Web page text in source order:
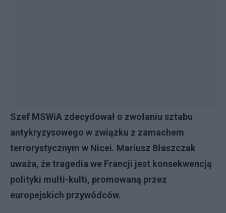
Szef MSWiA zdecydował o zwołaniu sztabu
antykryzysowego w związku z zamachem
terrorystycznym w Nicei. Mariusz Błaszczak
uważa, że tragedia we Francji jest konsekwencją
polityki multi-kulti, promowaną przez
europejskich przywódców.